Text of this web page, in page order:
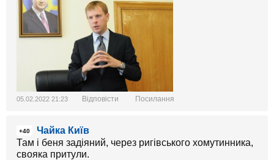
05.02.2022 21:23 Відповісти Посилання
+40
Чайка Київ
Там і беня задіяний, через ригівського хомутинника,
свояка притули.